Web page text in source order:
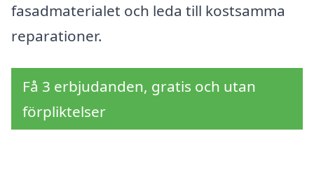
fasadmaterialet och leda till kostsamma
reparationer.
Få 3 erbjudanden, gratis och utan
förpliktelser